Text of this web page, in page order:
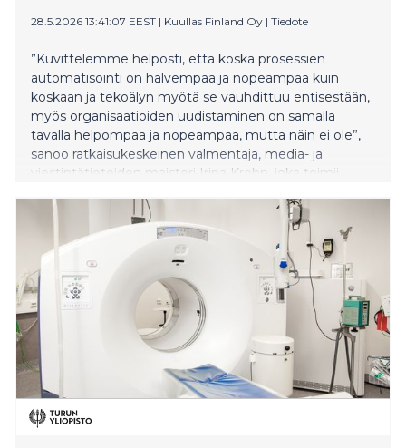
28.5.2026 13:41:07 EEST | Kuullas Finland Oy | Tiedote
”Kuvittelemme helposti, että koska prosessien
automatisointi on halvempaa ja nopeampaa kuin
koskaan ja tekoälyn myötä se vauhdittuu entisestään,
myös organisaatioiden uudistaminen on samalla
tavalla helpompaa ja nopeampaa, mutta näin ei ole”,
sanoo ratkaisukeskeinen valmentaja, media- ja
viestintätieteiden maisteri Irina Krohn, joka toimii